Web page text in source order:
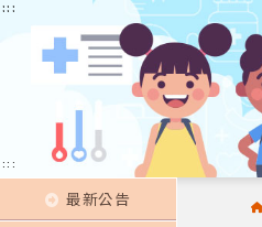
:::
:::
最新公告
:::